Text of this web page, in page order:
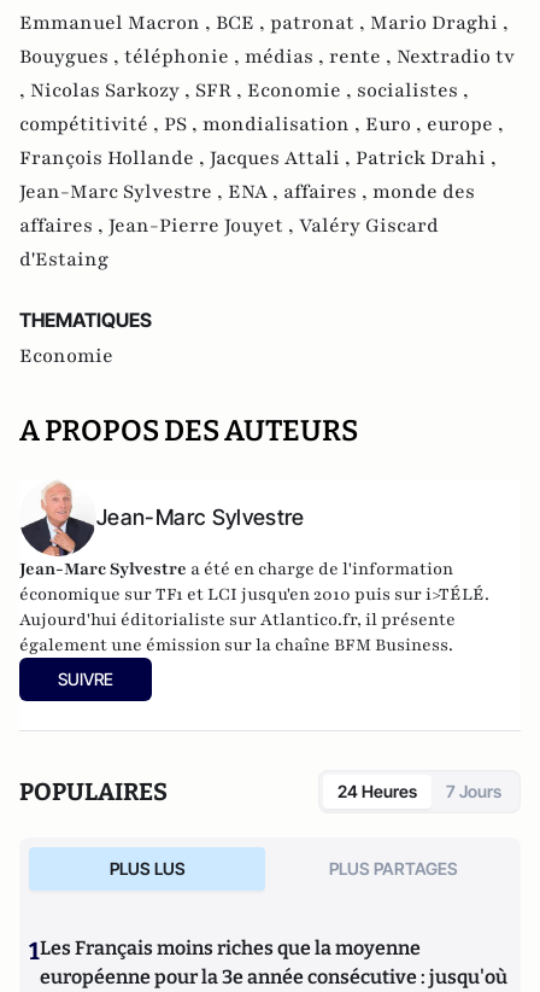
Emmanuel Macron , BCE , patronat , Mario Draghi ,
Bouygues , téléphonie , médias , rente , Nextradio tv
, Nicolas Sarkozy , SFR , Economie , socialistes ,
compétitivité , PS , mondialisation , Euro , europe ,
François Hollande , Jacques Attali , Patrick Drahi ,
Jean-Marc Sylvestre , ENA , affaires , monde des
affaires , Jean-Pierre Jouyet , Valéry Giscard
d'Estaing
THEMATIQUES
Economie
A PROPOS DES AUTEURS
Jean-Marc Sylvestre
Jean-Marc Sylvestre a été en charge de l'information
économique sur TF1 et LCI jusqu'en 2010 puis sur i>TÉLÉ.
Aujourd'hui éditorialiste sur Atlantico.fr, il présente
également une émission sur la chaîne BFM Business.
SUIVRE
POPULAIRES 24 Heures 7 Jours
PLUS LUS PLUS PARTAGES
1Les Français moins riches que la moyenne
européenne pour la 3e année consécutive : jusqu'où